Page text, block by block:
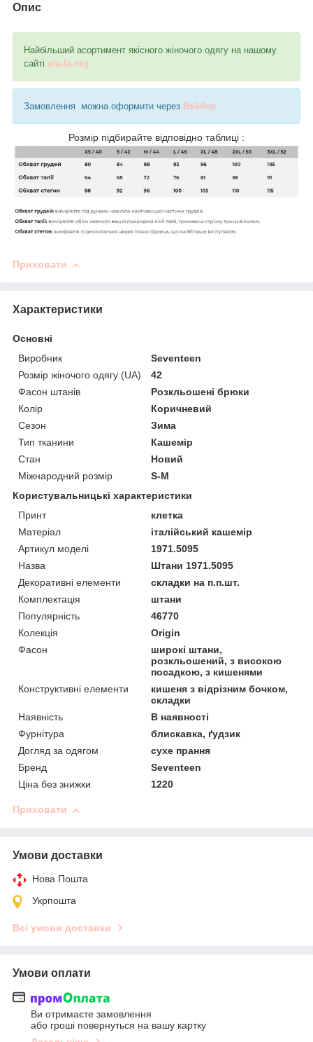
Опис
Найбільший асортимент якісного жіночого одягу на нашому
сайті ola-la.org
Замовлення можна оформити через Вайбер
Розмір підбирайте відповідно таблиці :
Приховати
Характеристики
Основні
Виробник
Seventeen
Розмір жіночого одягу (UA)
42
Фасон штанів
Розкльошені брюки
Колір
Коричневий
Сезон
Зима
Тип тканини
Кашемір
Стан
Новий
Міжнародний розмір
S-M
Користувальницькі характеристики
Принт
клетка
Матеріал
італійський кашемір
Артикул моделі
1971.5095
Назва
Штани 1971.5095
Декоративні елементи
складки на п.п.шт.
Комплектація
штани
Популярність
46770
Колекція
Origin
Фасон
широкі штани,
розкльошений, з високою
посадкою, з кишенями
Конструктивні елементи
кишеня з відрізним бочком,
складки
Наявність
В наявності
Фурнітура
блискавка, ґудзик
Догляд за одягом
сухе прання
Бренд
Seventeen
Ціна без знижки
1220
Приховати
Умови доставки
Нова Пошта
Укрпошта
Всі умови доставки
Умови оплати
Ви отримаєте замовлення
або гроші повернуться на вашу картку